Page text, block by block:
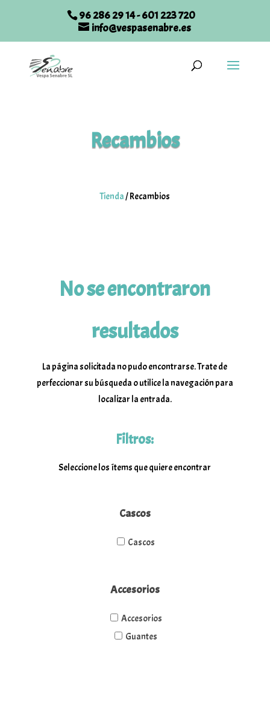
96 286 29 14-601 223 720
info@vespasenabre.es
Recambios
Tienda/Recambios
No se encontraron
resultados
La página solicitada no pudo encontrarse. Trate de
perfeccionar su búsqueda o utilice la navegación para
localizar la entrada.
Filtros:
Seleccione los ítems que quiere encontrar
Cascos
Cascos
Accesorios
Accesorios
Guantes